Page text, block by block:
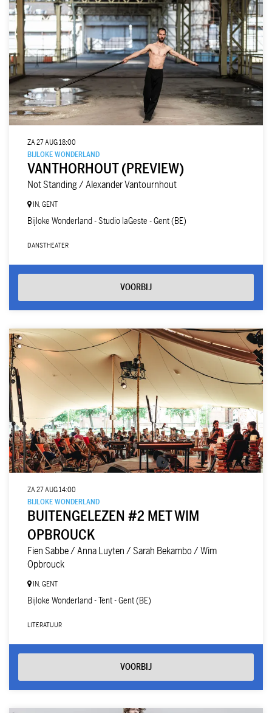
VANTHORHOUT (PREVIEW)
Not Standing / Alexander Vantournhout
BIJLOKE WONDERLAND
ZA 27 AUG18:00
IN, GENT
Bijloke Wonderland - Studio laGeste - Gent (BE)
DANSTHEATER
VOORBIJ
BUITENGELEZEN #2 MET WIM
OPBROUCK
Fien Sabbe / Anna Luyten / Sarah Bekambo / Wim
Opbrouck
BIJLOKE WONDERLAND
ZA 27 AUG14:00
IN, GENT
Bijloke Wonderland - Tent - Gent (BE)
LITERATUUR
VOORBIJ